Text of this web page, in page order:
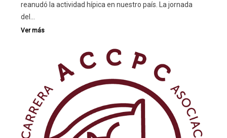
reanudó la actividad hípica en nuestro país. La jornada
del…